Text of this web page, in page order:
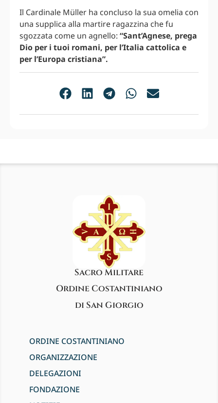
Il Cardinale Müller ha concluso la sua omelia con
una supplica alla martire ragazzina che fu
sgozzata come un agnello: “Sant’Agnese, prega
Dio per i tuoi romani, per l’Italia cattolica e
per l’Europa cristiana”.
Sacro Militare
Ordine Costantiniano
di San Giorgio
ORDINE COSTANTINIANO
ORGANIZZAZIONE
DELEGAZIONI
FONDAZIONE